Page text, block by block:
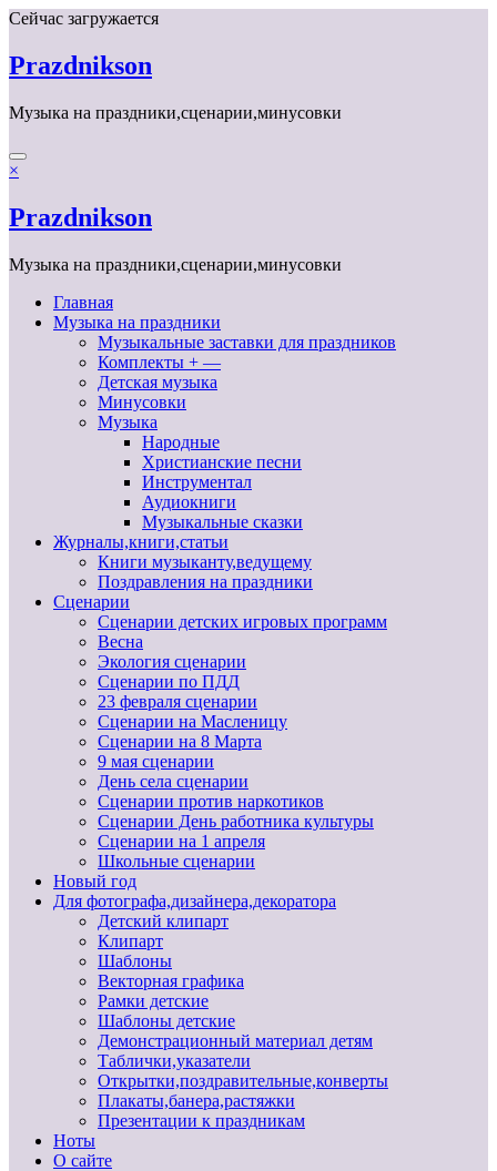
Перейти
содержимому
Сейчас загружается
Prazdnikson
Музыка на праздники,сценарии,минусовки
×
Prazdnikson
Музыка на праздники,сценарии,минусовки
Главная
Музыка на праздники
Музыкальные заставки для праздников
Комплекты + —
Детская музыка
Минусовки
Музыка
Народные
Христианские песни
Инструментал
Аудиокниги
Музыкальные сказки
Журналы,книги,статьи
Книги музыканту,ведущему
Поздравления на праздники
Сценарии
Сценарии детских игровых программ
Весна
Экология сценарии
Сценарии по ПДД
23 февраля сценарии
Сценарии на Масленицу
Сценарии на 8 Марта
9 мая сценарии
День села сценарии
Сценарии против наркотиков
Сценарии День работника культуры
Сценарии на 1 апреля
Школьные сценарии
Новый год
Для фотографа,дизайнера,декоратора
Детский клипарт
Клипарт
Шаблоны
Векторная графика
Рамки детские
Шаблоны детские
Демонстрационный материал детям
Таблички,указатели
Открытки,поздравительные,конверты
Плакаты,банера,растяжки
Презентации к праздникам
Ноты
О сайте